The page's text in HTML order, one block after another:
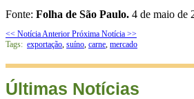
Fonte: Folha de São Paulo. 4 de maio de
<< Notícia Anterior Próxima Notícia >>
Tags: exportação, suíno, carne, mercado
Últimas Notícias